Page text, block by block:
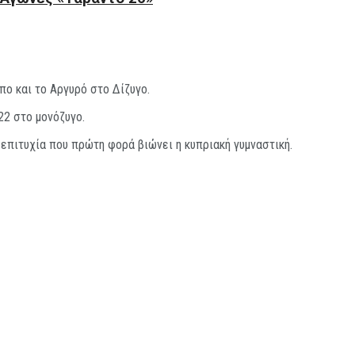
και το Αργυρό στο Δίζυγο.
στο μονόζυγο.
που πρώτη φορά βιώνει η κυπριακή γυμναστική.